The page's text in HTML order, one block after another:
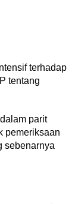
terhadap
tentang
parit
pemeriksaan
sebenarnya